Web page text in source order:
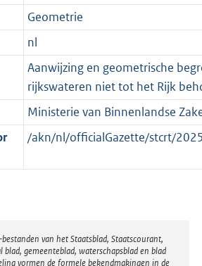
Geometrie
nl
Aanwijzing en geometrische
rijkswateren niet tot het Rijk
Ministerie van Binnenlandse
/akn/nl/officialGazette/stcrt/
van het Staatsblad, Staatscourant,
blad, gemeenteblad, waterschapsblad en blad
vormen de formele bekendmakingen in de